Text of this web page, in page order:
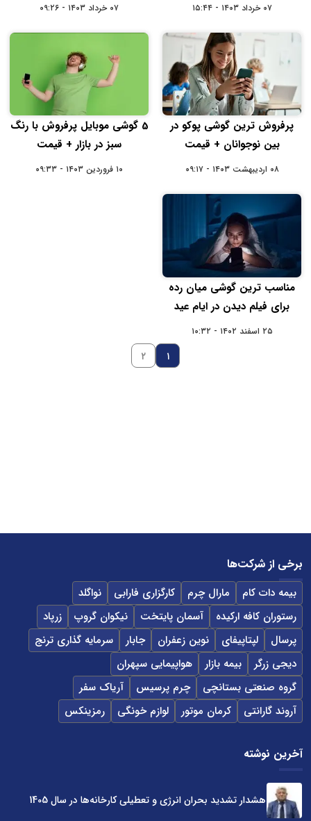
۰۷ خرداد ۱۴۰۳ - ۱۵:۴۴ ۰۷ خرداد ۱۴۰۳ - ۰۹:۲۶
پرفروش ترین گوشی پوکو در
بین نوجوانان + قیمت
۰۸ اردیبهشت ۱۴۰۳ - ۰۹:۱۷
5 گوشی موبایل پرفروش با رنگ
سبز در بازار + قیمت
۱۰ فروردین ۱۴۰۳ - ۰۹:۳۳
مناسب ترین گوشی میان رده
برای فیلم دیدن در ایام عید
۲۵ اسفند ۱۴۰۲ - ۱۰:۳۲
۱ ۲
برخی از شرکت‌ها
بیمه دات کام مارال چرم کارگزاری فارابی
نواگلد
رستوران کافه ارکیده
آسمان پایتخت نیکوان گروپ
زرپاد
پرسال
لپتاپیفای نوین زعفران جابار
سرمایه گذاری ترنج
دیجی زرگر
بیمه بازار
هواپیمایی سپهران
گروه صنعتی بستانچی
چرم پرسیس
آریاک سفر
آروند گارانتی
کرمان موتور لوازم خونگی رمزینکس
آخرین نوشته
هشدار تشدید بحران انرژی و تعطیلی کارخانه‌ها در سال 1405